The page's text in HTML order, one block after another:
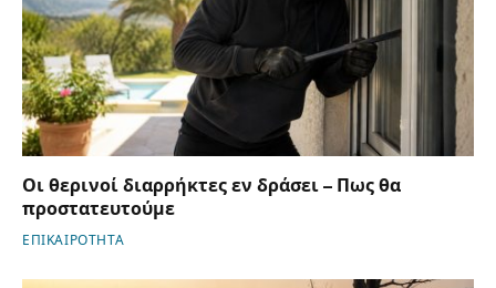
Οι θερινοί διαρρήκτες εν δράσει – Πως θα
προστατευτούμε
ΕΠΙΚΑΙΡΟΤΗΤΑ